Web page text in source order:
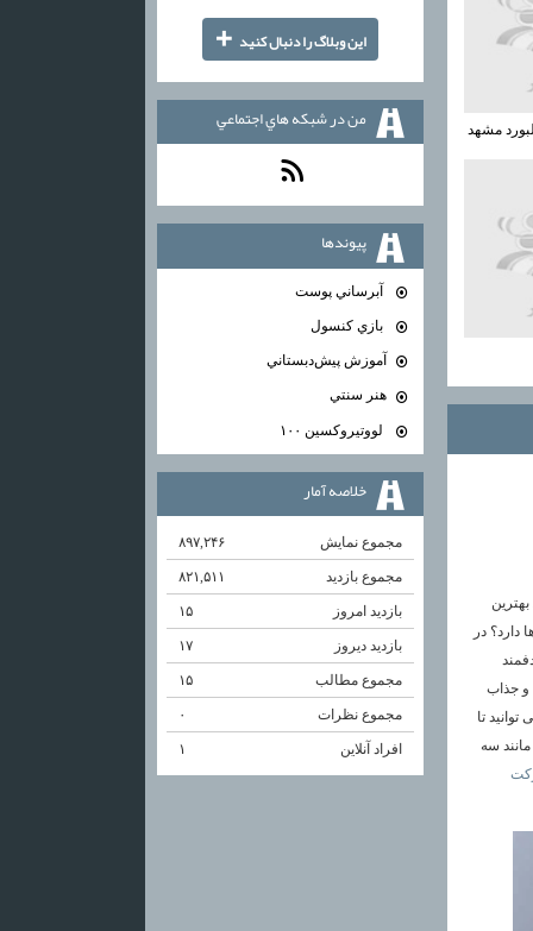
مشهد
بهترین
دارد؟ در
و جذاب
تا
سه
اين وبلاگ را دنبال كنيد +
من در شبكه هاي اجتماعي
پيوندها
آبرساني پوست
بازي كنسول
آموزش پيش‌دبستاني
هنر سنتي
لووتيروكسين ۱۰۰
خلاصه آمار
مجموع نمایش‌ ۸۹۷,۲۴۶
مجموع بازدید ۸۲۱,۵۱۱
بازدید امروز ۱۵
بازدید دیروز ۱۷
مجموع مطالب ۱۵
مجموع نظرات ۰
افراد آنلاین ۱